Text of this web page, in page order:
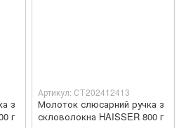
з
г
Артикул: СТ202412413
Молоток слюсарний ручка з
скловолокна HAISSER 800 г